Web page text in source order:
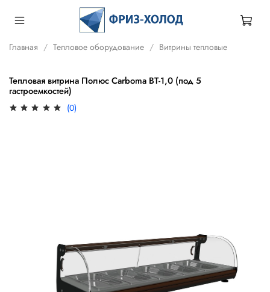
Главная Тепловое оборудование Витрины тепловые
Тепловая витрина Полюс Carboma ВТ-1,0 (под 5
гастроемкостей)
(0)